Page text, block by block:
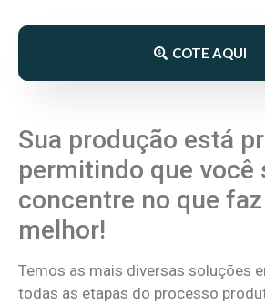
COTE AQUI
Sua produção está
permitindo que você
concentre no que
melhor!
Temos as mais diversas soluções
todas as etapas do processo